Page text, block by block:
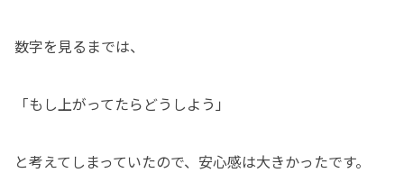
数字を見るまでは、
「もし上がってたらどうしよう」
と考えてしまっていたので、安心感は大きかったです。